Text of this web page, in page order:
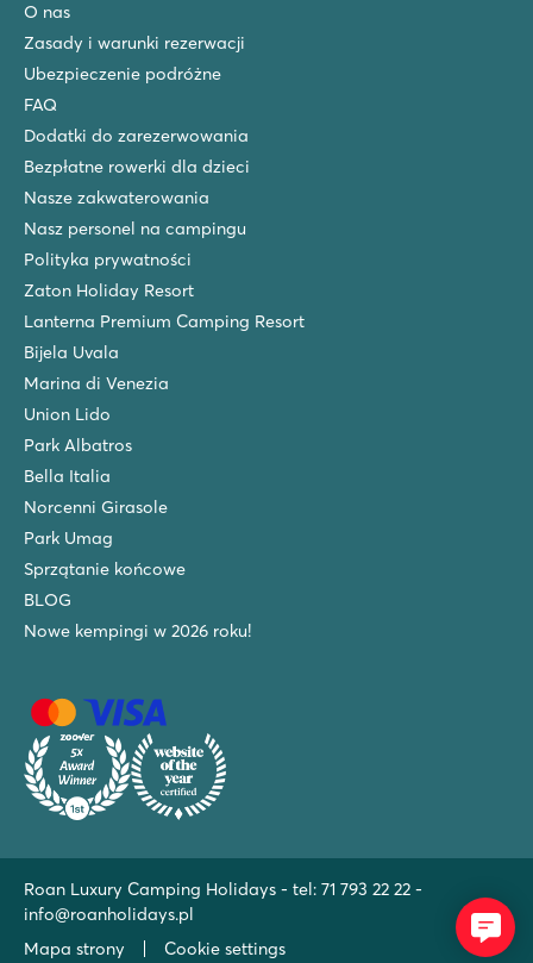
O nas
Zasady i warunki rezerwacji
Ubezpieczenie podróżne
FAQ
Dodatki do zarezerwowania
Bezpłatne rowerki dla dzieci
Nasze zakwaterowania
Nasz personel na campingu
Polityka prywatności
Zaton Holiday Resort
Lanterna Premium Camping Resort
Bijela Uvala
Marina di Venezia
Union Lido
Park Albatros
Bella Italia
Norcenni Girasole
Park Umag
Sprzątanie końcowe
BLOG
Nowe kempingi w 2026 roku!
Roan Luxury Camping Holidays - tel: 71 793 22 22 -
info@roanholidays.pl
Mapa strony
Cookie settings